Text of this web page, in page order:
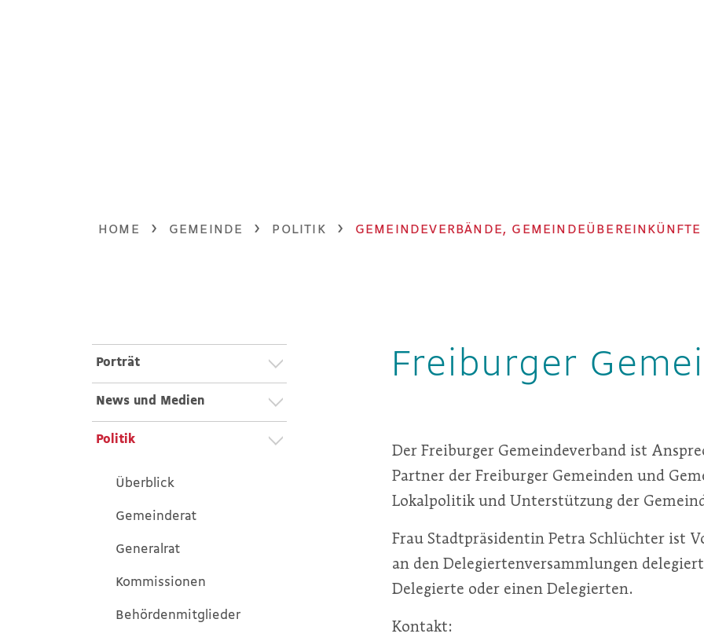
HOME GEMEINDE POLITIK GEMEINDEVERBÄNDE, GEMEINDEÜBEREINKÜNFTE
Porträt
News und Medien
Politik
Überblick
Gemeinderat
Generalrat
Kommissionen
Behördenmitglieder
Freiburger
Der Freiburger Gemeindeverband ist
Partner der Freiburger Gemeinden und
Lokalpolitik und Unterstützung der
Frau Stadtpräsidentin Petra Schlüchter ist
an den Delegiertenversammlungen
Delegierte oder einen Delegierten.
Kontakt:
Zugehörige Objekte